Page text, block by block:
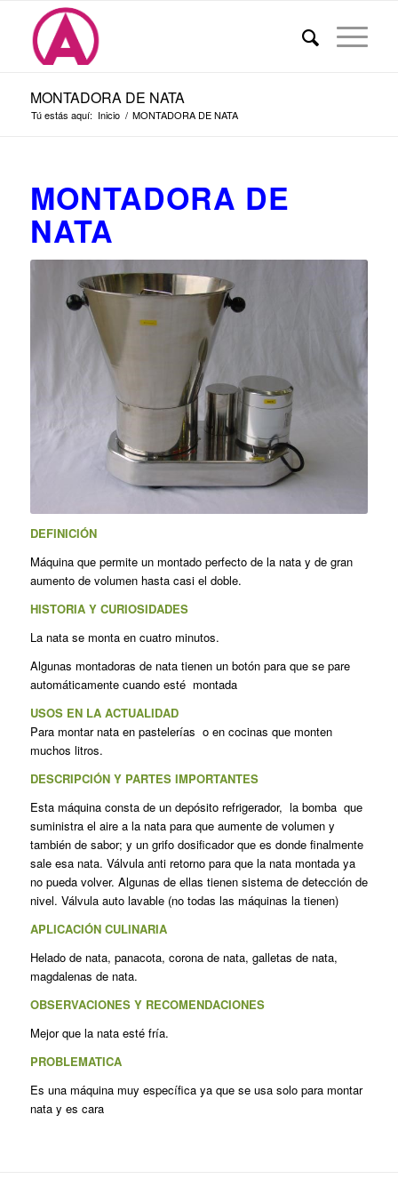
MONTADORA DE NATA
Tú estás aquí: Inicio / MONTADORA DE NATA
MONTADORA DE
NATA
DEFINICIÓN
Máquina que permite un montado perfecto de la nata y de gran
aumento de volumen hasta casi el doble.
HISTORIA Y CURIOSIDADES
La nata se monta en cuatro minutos.
Algunas montadoras de nata tienen un botón para que se pare
automáticamente cuando esté montada
USOS EN LA ACTUALIDAD
Para montar nata en pastelerías o en cocinas que monten
muchos litros.
DESCRIPCIÓN Y PARTES IMPORTANTES
Esta máquina consta de un depósito refrigerador, la bomba que
suministra el aire a la nata para que aumente de volumen y
también de sabor; y un grifo dosificador que es donde finalmente
sale esa nata. Válvula anti retorno para que la nata montada ya
no pueda volver. Algunas de ellas tienen sistema de detección de
nivel. Válvula auto lavable (no todas las máquinas la tienen)
APLICACIÓN CULINARIA
Helado de nata, panacota, corona de nata, galletas de nata,
magdalenas de nata.
OBSERVACIONES Y RECOMENDACIONES
Mejor que la nata esté fría.
PROBLEMATICA
Es una máquina muy específica ya que se usa solo para montar
nata y es cara